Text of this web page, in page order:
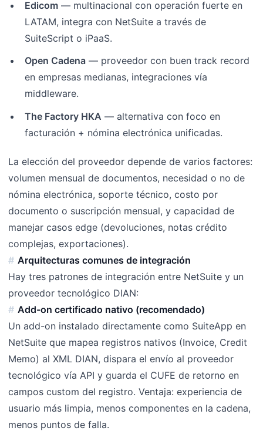
Edicom — multinacional con operación fuerte en
LATAM, integra con NetSuite a través de
SuiteScript o iPaaS.
Open Cadena — proveedor con buen track record
en empresas medianas, integraciones vía
middleware.
The Factory HKA — alternativa con foco en
facturación + nómina electrónica unificadas.
La elección del proveedor depende de varios factores:
volumen mensual de documentos, necesidad o no de
nómina electrónica, soporte técnico, costo por
documento o suscripción mensual, y capacidad de
manejar casos edge (devoluciones, notas crédito
complejas, exportaciones).
Arquitecturas comunes de integración
Hay tres patrones de integración entre NetSuite y un
proveedor tecnológico DIAN:
Add-on certificado nativo (recomendado)
Un add-on instalado directamente como SuiteApp en
NetSuite que mapea registros nativos (Invoice, Credit
Memo) al XML DIAN, dispara el envío al proveedor
tecnológico vía API y guarda el CUFE de retorno en
campos custom del registro. Ventaja: experiencia de
usuario más limpia, menos componentes en la cadena,
menos puntos de falla.